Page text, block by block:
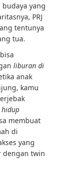
yang
PRJ
tentunya
tua.
liburan di
anak
kamu
hidup
membuat
di
yang
dengan twin